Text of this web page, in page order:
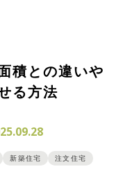
積との違いや
る方法
新築住宅 注文住宅